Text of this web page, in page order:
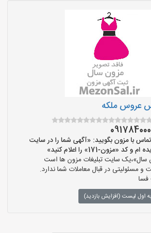
عروس ملکه
با مزون بگویید: «آگهی شما را در سایت
«مزون-171» را اعلام کنید»
سال»،یک سایت تبلیغات مزون ها است
و مسئولیتی در قبال معاملات شما ندارد.
اول لیست (افزایش بازدید)